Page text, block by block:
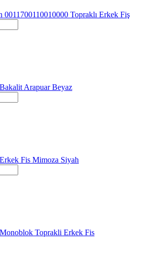
0011700110010000 Topraklı Erkek Fiş
Arapuar Beyaz
Fis Mimoza Siyah
Toprakli Erkek Fis